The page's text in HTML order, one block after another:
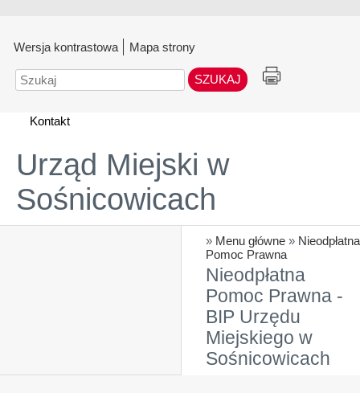
Wersja kontrastowa Mapa strony
Szukaj
Kontakt
Urząd Miejski w
Sośnicowicach
» Menu główne » Nieodpłatna
Pomoc Prawna
Nieodpłatna
Pomoc Prawna -
BIP Urzędu
Miejskiego w
Sośnicowicach